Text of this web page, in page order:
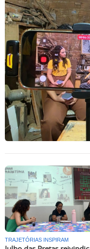
TRAJETÓRIAS INSPIRAM